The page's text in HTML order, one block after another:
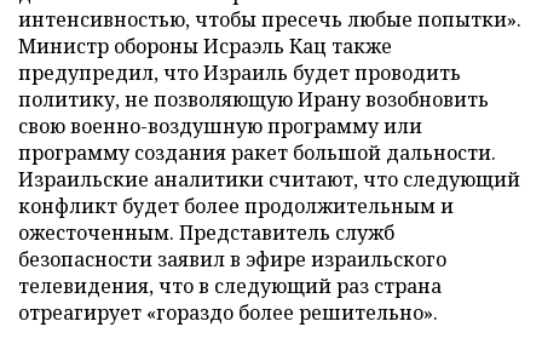
интенсивностью, чтобы пресечь любые попытки».
Министр обороны Исраэль Кац также
предупредил, что Израиль будет проводить
политику, не позволяющую Ирану возобновить
свою военно-воздушную программу или
программу создания ракет большой дальности.
Израильские аналитики считают, что следующий
конфликт будет более продолжительным и
ожесточенным. Представитель служб
безопасности заявил в эфире израильского
телевидения, что в следующий раз страна
отреагирует «гораздо более решительно».